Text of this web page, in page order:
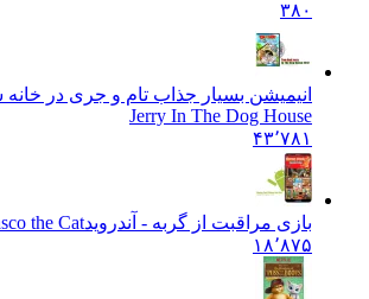
انیمیشن بسیار جذاب تام و جری در خانه سگ 2012
Jerry In The Dog House
۴۳٬۷۸۱
بازی مراقبت از گربه - آندرویدFiasco the Cat
۱۸٬۸۷۵